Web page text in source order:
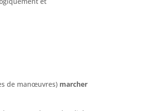
de manœuvres) marcher